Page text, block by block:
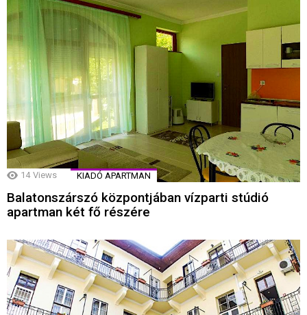
14 Views KIADÓ APARTMAN
Balatonszárszó központjában vízparti stúdió
apartman két fő részére